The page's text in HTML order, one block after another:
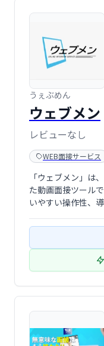
うぇぶめん
ウェブメン
レビューなし
WEB面接サービス
「ウェブメン」は
た動画面接ツール
いやすい操作性、